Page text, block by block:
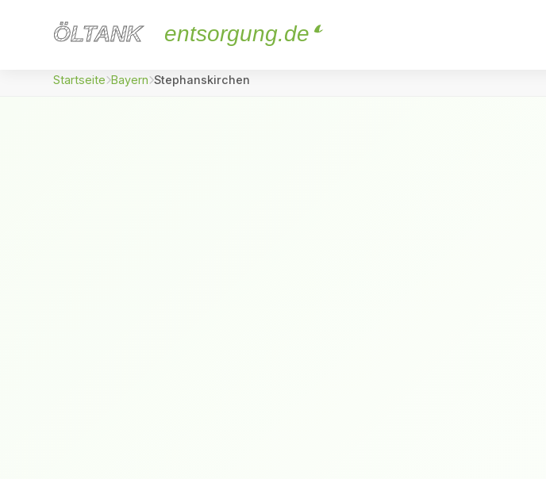
ÖLTANK
ÖLTANK entsorgung.de
Startseite Bayern Stephanskirchen